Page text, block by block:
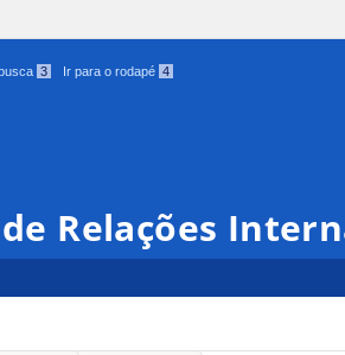
3 Ir para o rodapé 4
Relações